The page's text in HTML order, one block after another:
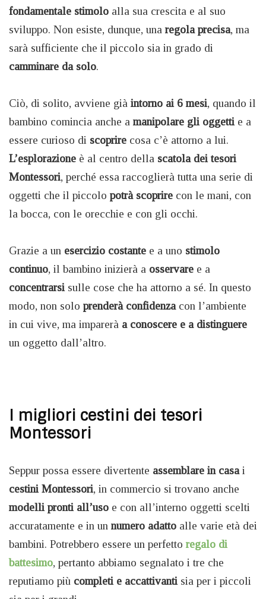
fondamentale stimolo alla sua crescita e al suo
sviluppo. Non esiste, dunque, una regola precisa, ma
sarà sufficiente che il piccolo sia in grado di
camminare da solo.
Ciò, di solito, avviene già intorno ai 6 mesi, quando il
bambino comincia anche a manipolare gli oggetti e a
essere curioso di scoprire cosa c’è attorno a lui.
L’esplorazione è al centro della scatola dei tesori
Montessori, perché essa raccoglierà tutta una serie di
oggetti che il piccolo potrà scoprire con le mani, con
la bocca, con le orecchie e con gli occhi.
Grazie a un esercizio costante e a uno stimolo
continuo, il bambino inizierà a osservare e a
concentrarsi sulle cose che ha attorno a sé. In questo
modo, non solo prenderà confidenza con l’ambiente
in cui vive, ma imparerà a conoscere e a distinguere
un oggetto dall’altro.
I migliori cestini dei tesori
Montessori
Seppur possa essere divertente assemblare in casa i
cestini Montessori, in commercio si trovano anche
modelli pronti all’uso e con all’interno oggetti scelti
accuratamente e in un numero adatto alle varie età dei
bambini. Potrebbero essere un perfetto regalo di
battesimo, pertanto abbiamo segnalato i tre che
reputiamo più completi e accattivanti sia per i piccoli